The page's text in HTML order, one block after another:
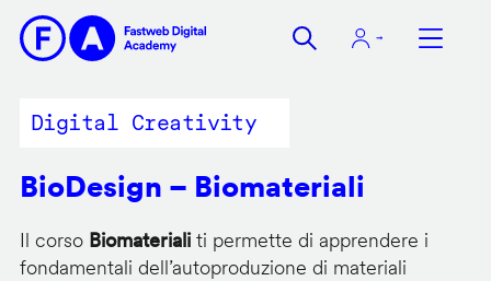
contenuto
Digital Creativity
BioDesign – Biomateriali
Il corso Biomaterialiti permette di apprendere i
fondamentali dell’autoproduzione di materiali